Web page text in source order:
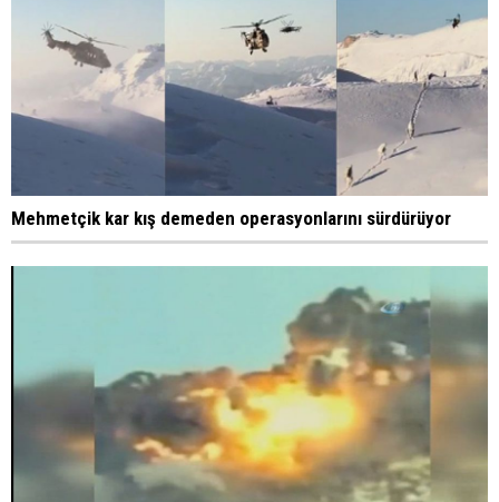
Mehmetçik kar kış demeden operasyonlarını sürdürüyor